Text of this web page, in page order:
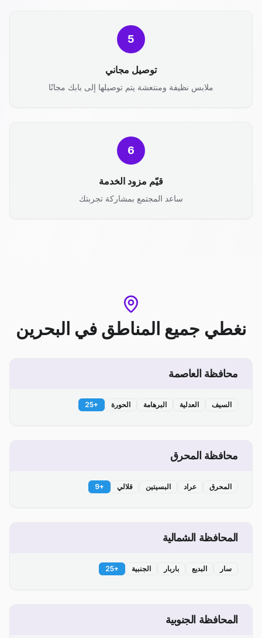
5
توصيل مجاني
ملابس نظيفة ومنتعشة يتم توصيلها إلى بابك مجانًا
6
قيّم مزود الخدمة
ساعد المجتمع بمشاركة تجربتك
نغطي جميع المناطق في البحرين
محافظة العاصمة
السيف العدلية البرهامة الحورة +
25
محافظة المحرق
المحرق عراد البسيتين قلالي +
9
المحافظة الشمالية
سار البديع باربار الجنبية +
25
المحافظة الجنوبية